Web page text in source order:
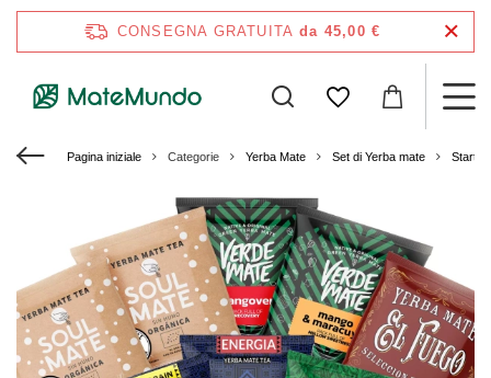
CONSEGNA GRATUITA da 45,00 €
Pagina iniziale Categorie Yerba Mate Set di Yerba mate Starter